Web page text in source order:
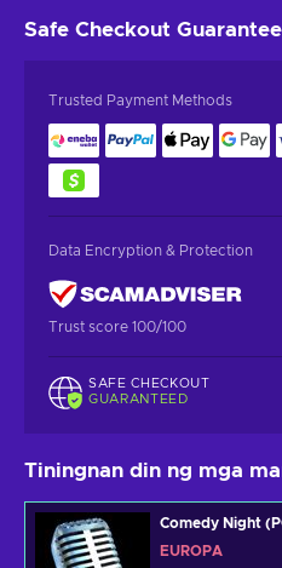
Safe Checkout
Trusted Payment Methods
Data Encryption & Protection
Trust score 100/100
SAFE CHECKOUT
GUARANTEED
Tiningnan din ng mga
Comedy Night
EUROPA